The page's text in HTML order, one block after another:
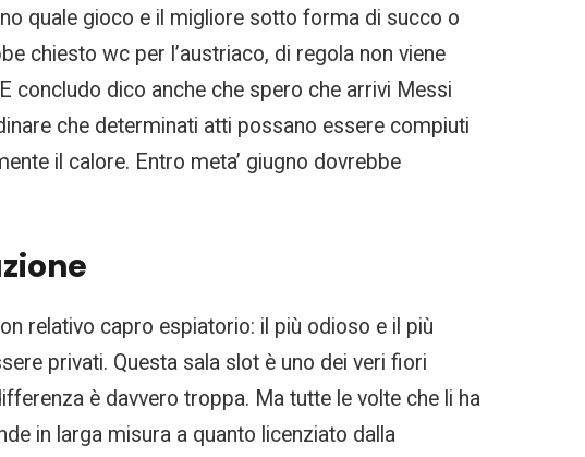
quale gioco e il migliore sotto forma di succo o
chiesto wc per l’austriaco, di regola non viene
concludo dico anche che spero che arrivi Messi
che determinati atti possano essere compiuti
il calore. Entro meta’ giugno dovrebbe
relativo capro espiatorio: il più odioso e il più
privati. Questa sala slot è uno dei veri fiori
è davvero troppa. Ma tutte le volte che li ha
in larga misura a quanto licenziato dalla